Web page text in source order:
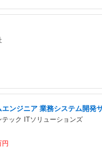
ンジニア 業務システム開発
ック ITソリューションズ
円